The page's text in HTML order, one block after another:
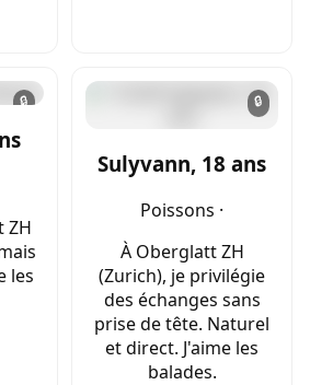
🔒
ZH
les
🔒
Sulyvann, 18 ans
Poissons ·
À Oberglatt ZH
(Zurich), je privilégie
des échanges sans
prise de tête. Naturel
et direct. J'aime les
balades.